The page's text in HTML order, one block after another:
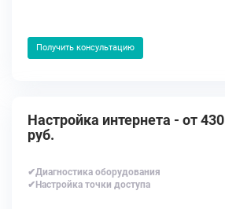
Получить консультацию
Настройка интернета - от 430
руб.
✔Диагностика оборудования
✔Настройка точки доступа